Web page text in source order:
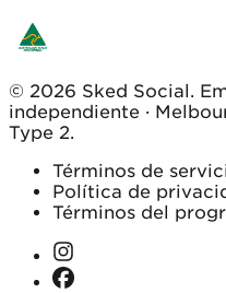
© 2026 Sked Social.
independiente ·
Type 2.
Términos de
Política de
Términos del